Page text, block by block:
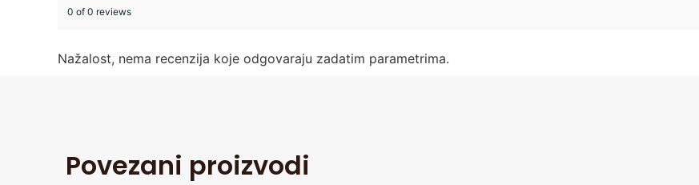
0 of 0 reviews
Nažalost, nema recenzija koje odgovaraju zadatim parametrima.
Povezani proizvodi